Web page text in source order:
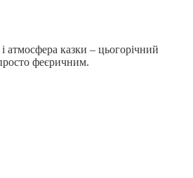
атмосфера казки – цьогорічний
феєричним.